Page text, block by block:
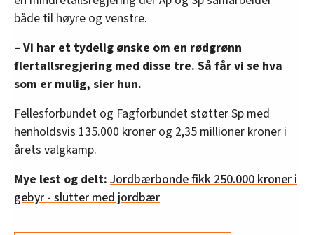
både til høyre og venstre.
– Vi har et tydelig ønske om en rødgrønn
flertallsregjering med disse tre. Så får vi se hva
som er mulig, sier hun.
Fellesforbundet og Fagforbundet støtter Sp med
henholdsvis 135.000 kroner og 2,35 millioner kroner i
årets valgkamp.
Mye lest og delt: Jordbærbonde fikk 250.000 kroner i
gebyr - slutter med jordbær